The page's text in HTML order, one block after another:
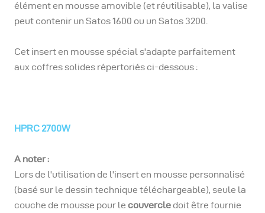
élément en mousse amovible (et réutilisable), la valise
peut contenir un Satos 1600 ou un Satos 3200.
Cet insert en mousse spécial s'adapte parfaitement
aux coffres solides répertoriés ci-dessous :
HPRC 2700W
A noter :
Lors de l'utilisation de l'insert en mousse personnalisé
(basé sur le dessin technique téléchargeable), seule la
couche de mousse pour le couvercle doit être fournie